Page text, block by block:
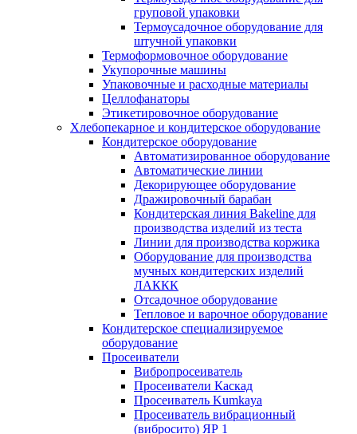
груповой упаковки
Термоусадочное оборудование для
штучной упаковки
Термоформовочное оборудование
Укупорочные машины
Упаковочные и расходные материалы
Целлофанаторы
Этикетировочное оборудование
Хлебопекарное и кондитерское оборудование
Кондитерское оборудование
Автоматизированное оборудование
Автоматические линии
Декорирующее оборудование
Дражировочный барабан
Кондитерская линия Bakeline для
производства изделий из теста
Линии для производства коржика
Оборудование для производства
мучных кондитерских изделий
ЛАККК
Отсадочное оборудование
Тепловое и варочное оборудование
Кондитерское специализируемое
оборудование
Просеиватели
Вибропросеиватель
Просеиватели Каскад
Просеиватель Kumkaya
Просеиватель вибрационный
(вибросито) ЯР 1